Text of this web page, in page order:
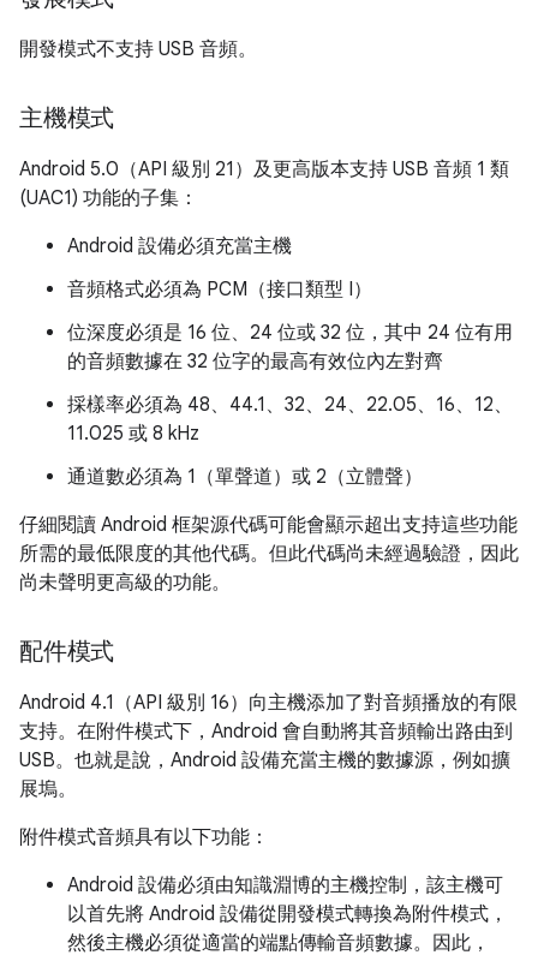
開發模式不支持 USB 音頻。
主機模式
Android 5.0（API 級別 21）及更高版本支持 USB 音頻 1 類
(UAC1) 功能的子集：
Android 設備必須充當主機
音頻格式必須為 PCM（接口類型 I）
位深度必須是 16 位、24 位或 32 位，其中 24 位有用
的音頻數據在 32 位字的最高有效位內左對齊
採樣率必須為 48、44.1、32、24、22.05、16、12、
11.025 或 8 kHz
通道數必須為 1（單聲道）或 2（立體聲）
仔細閱讀 Android 框架源代碼可能會顯示超出支持這些功能
所需的最低限度的其他代碼。但此代碼尚未經過驗證，因此
尚未聲明更高級的功能。
配件模式
Android 4.1（API 級別 16）向主機添加了對音頻播放的有限
支持。在附件模式下，Android 會自動將其音頻輸出路由到
USB。也就是說，Android 設備充當主機的數據源，例如擴
展塢。
附件模式音頻具有以下功能：
Android 設備必須由知識淵博的主機控制，該主機可
以首先將 Android 設備從開發模式轉換為附件模式，
然後主機必須從適當的端點傳輸音頻數據。因此，